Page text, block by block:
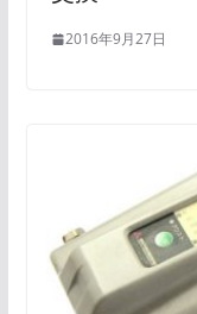
2016年9月27日